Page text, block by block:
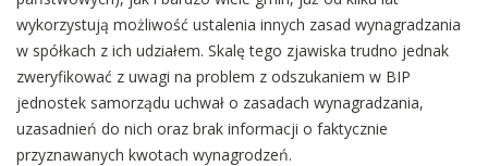
wykorzystują możliwość ustalenia innych zasad wynagradzania
w spółkach z ich udziałem. Skalę tego zjawiska trudno jednak
zweryfikować z uwagi na problem z odszukaniem w BIP
jednostek samorządu uchwał o zasadach wynagradzania,
uzasadnień do nich oraz brak informacji o faktycznie
przyznawanych kwotach wynagrodzeń.